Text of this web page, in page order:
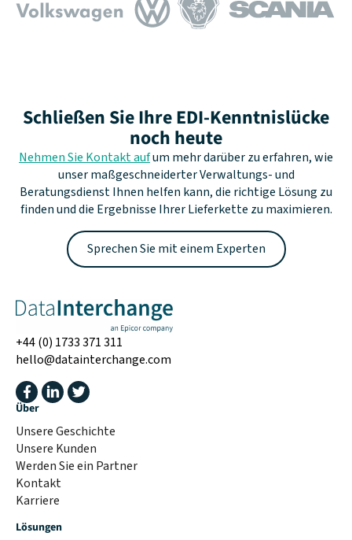
Schließen Sie Ihre EDI-Kenntnislücke
noch heute
Nehmen Sie Kontakt aufum mehr darüber zu erfahren, wie
unser maßgeschneiderter Verwaltungs- und
Beratungsdienst Ihnen helfen kann, die richtige Lösung zu
finden und die Ergebnisse Ihrer Lieferkette zu maximieren.
Sprechen Sie mit einem Experten
+44 (0) 1733 371 311
hello@datainterchange.com
Über
Unsere Geschichte
Unsere Kunden
Werden Sie ein Partner
Kontakt
Karriere
Lösungen